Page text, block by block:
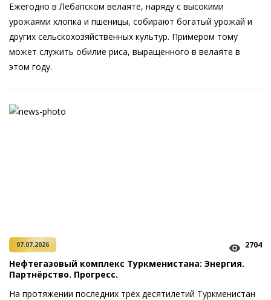
Ежегодно в Лебапском велаяте, наряду с высокими
урожаями хлопка и пшеницы, собирают богатый урожай и
других сельскохозяйственных культур. Примером тому
может служить обилие риса, выращенного в велаяте в
этом году.
07.07.2026 2704
Нефтегазовый комплекс Туркменистана: Энергия.
Партнёрство. Прогресс.
На протяжении последних трёх десятилетий Туркменистан